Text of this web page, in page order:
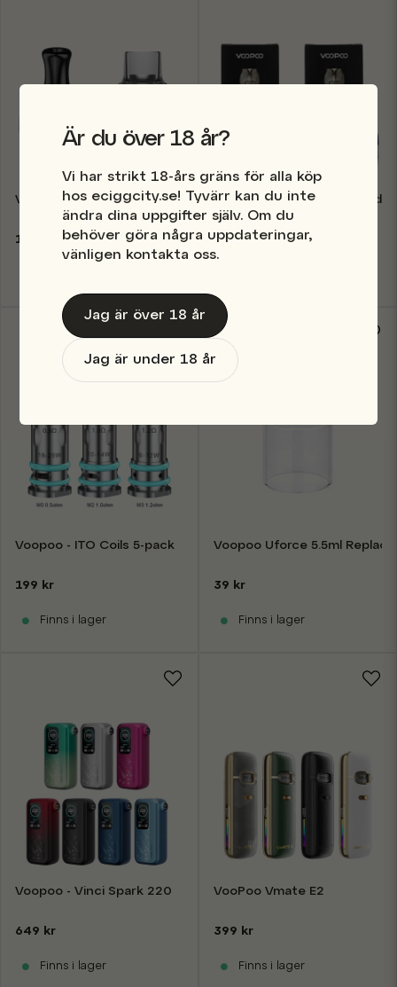
Voopoo - PNP Pods
129 kr
Voopoo - Vmate/Vthru pods
99 kr
Voopoo - ITO Coils 5-pack
199 kr
Finns i lager
Voopoo Uforce 5.5ml
39 kr
Finns i lager
Voopoo - Vinci Spark 220
649 kr
Finns i lager
VooPoo Vmate E2
399 kr
Finns i lager
Är du över 18 år?
Vi har strikt 18-års gräns för alla köp
hos eciggcity.se! Tyvärr kan du inte
ändra dina uppgifter själv. Om du
behöver göra några uppdateringar,
vänligen kontakta oss.
Jag är över 18 år
Jag är under 18 år